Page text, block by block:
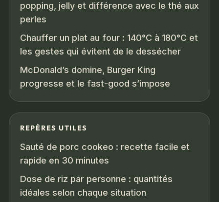
popping, jelly et différence avec le thé aux
perles
Chauffer un plat au four : 140°C à 180°C et
les gestes qui évitent de le dessécher
McDonald’s domine, Burger King
progresse et le fast-good s’impose
REPÈRES UTILES
Sauté de porc cookeo : recette facile et
rapide en 30 minutes
Dose de riz par personne : quantités
idéales selon chaque situation